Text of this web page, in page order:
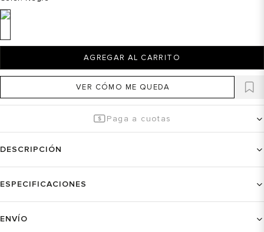
AGREGAR AL CARRITO
VER CÓMO ME QUEDA
Paga a cuotas
DESCRIPCIÓN
ESPECIFICACIONES
ENVÍO